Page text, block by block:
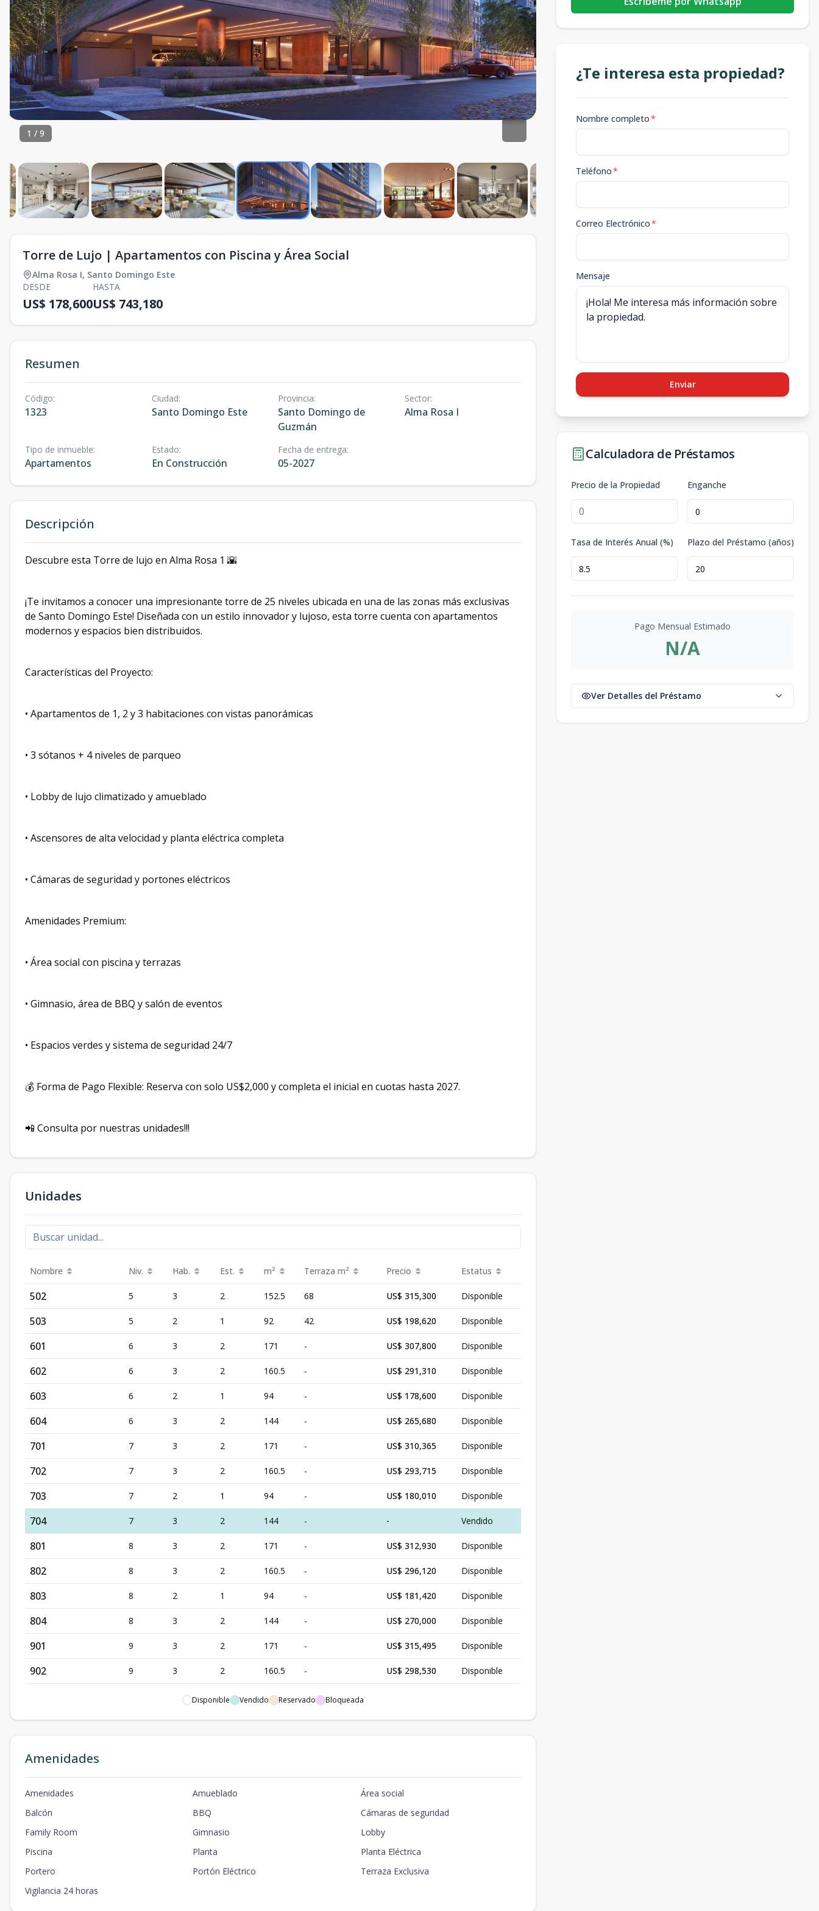
1 / 9
Torre de Lujo | Apartamentos con Piscina y Área Social
Alma Rosa I, Santo Domingo Este
DESDE
US$ 178,600
HASTA
US$ 743,180
Resumen
Código:
1323
Ciudad:
Santo Domingo Este
Provincia:
Santo Domingo de
Guzmán
Sector:
Alma Rosa I
Tipo de inmueble:
Apartamentos
Estado:
En Construcción
Fecha de entrega:
05-2027
Descripción
Descubre esta Torre de lujo en Alma Rosa 1 🌇
¡Te invitamos a conocer una impresionante torre de 25 niveles ubicada en una de las zonas más exclusivas
de Santo Domingo Este! Diseñada con un estilo innovador y lujoso, esta torre cuenta con apartamentos
modernos y espacios bien distribuidos.
Características del Proyecto:
• Apartamentos de 1, 2 y 3 habitaciones con vistas panorámicas
• 3 sótanos + 4 niveles de parqueo
• Lobby de lujo climatizado y amueblado
• Ascensores de alta velocidad y planta eléctrica completa
• Cámaras de seguridad y portones eléctricos
Amenidades Premium:
• Área social con piscina y terrazas
• Gimnasio, área de BBQ y salón de eventos
• Espacios verdes y sistema de seguridad 24/7
💰 Forma de Pago Flexible: Reserva con solo US$2,000 y completa el inicial en cuotas hasta 2027.
📲 Consulta por nuestras unidades!!!
Unidades
Nombre Niv. Hab. Est. m² Terraza m² Precio Estatus
502 5 3 2 152.5 68 US$ 315,300 Disponible
503 5 2 1 92 42 US$ 198,620 Disponible
601 6 3 2 171 - US$ 307,800 Disponible
602 6 3 2 160.5 - US$ 291,310 Disponible
603 6 2 1 94 - US$ 178,600 Disponible
604 6 3 2 144 - US$ 265,680 Disponible
701 7 3 2 171 - US$ 310,365 Disponible
702 7 3 2 160.5 - US$ 293,715 Disponible
703 7 2 1 94 - US$ 180,010 Disponible
704 7 3 2 144 - - Vendido
801 8 3 2 171 - US$ 312,930 Disponible
802 8 3 2 160.5 - US$ 296,120 Disponible
803 8 2 1 94 - US$ 181,420 Disponible
804 8 3 2 144 - US$ 270,000 Disponible
901 9 3 2 171 - US$ 315,495 Disponible
902 9 3 2 160.5 - US$ 298,530 Disponible
1 94 -
904 9 3 2 144 - US$ 272,160 Disponible
1003 1 US$ 184,240
US$ 274,320
1101 US$ 320,625
1102 2 -
1103
Disponible Vendido Reservado Bloqueada
Amenidades
Amenidades Amueblado
Área social
Balcón
BBQ
Cámaras de seguridad
Family Room
Gimnasio
Lobby
Piscina
Planta
Planta Eléctrica
Portero
Portón Eléctrico
Terraza Exclusiva
Vigilancia 24 horas
¿Te interesa esta propiedad?
Nombre completo*
Teléfono*
Correo Electrónico*
Mensaje
Enviar
Calculadora de Préstamos
Precio de la Propiedad Enganche
Tasa de Interés Anual (%) Plazo del Préstamo (años)
Pago Mensual Estimado
N/A
Ver Detalles del Préstamo